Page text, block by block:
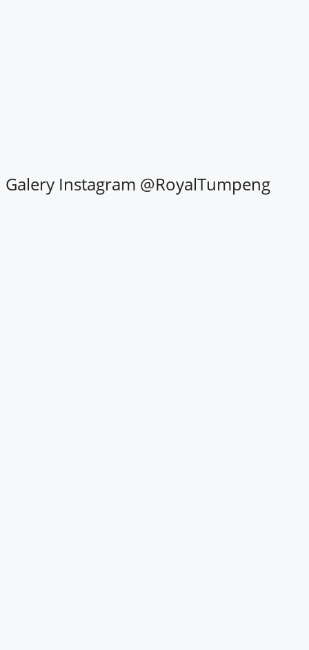
Galery Instagram @RoyalTumpeng